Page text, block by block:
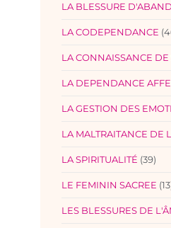
LA BLESSURE
LA CODEPENDANCE
LA CONNAISSANCE DE
LA DEPENDANCE
LA GESTION DES
LA MALTRAITANCE DE
LA SPIRITUALITÉ (39)
LE FEMININ SACREE
LES BLESSURES DE